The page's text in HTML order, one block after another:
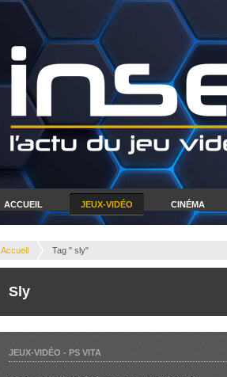
ACCUEIL JEUX-VIDÉO CINÉMA
Accueil Tag " sly"
Sly
JEUX-VIDÉO - PS VITA